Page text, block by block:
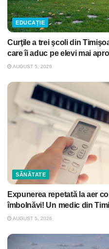
EDUCAȚIE
Curţile a trei şcoli din
care îi aduc pe elevi mai
AUGUST 5, 2026
SĂNĂTATE
Expunerea repetată la aer
îmbolnăvi! Un medic din
AUGUST 5, 2026